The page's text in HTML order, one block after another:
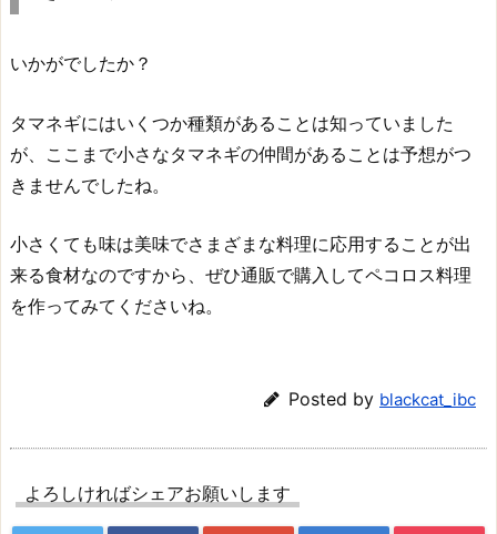
いかがでしたか？
タマネギにはいくつか種類があることは知っていました
が、ここまで小さなタマネギの仲間があることは予想がつ
きませんでしたね。
小さくても味は美味でさまざまな料理に応用することが出
来る食材なのですから、ぜひ通販で購入してペコロス料理
を作ってみてくださいね。
Posted by blackcat_ibc
よろしければシェアお願いします